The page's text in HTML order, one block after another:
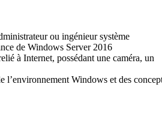
ou ingénieur système
de Windows Server 2016
à Internet, possédant une caméra, un
l’environnement Windows et des